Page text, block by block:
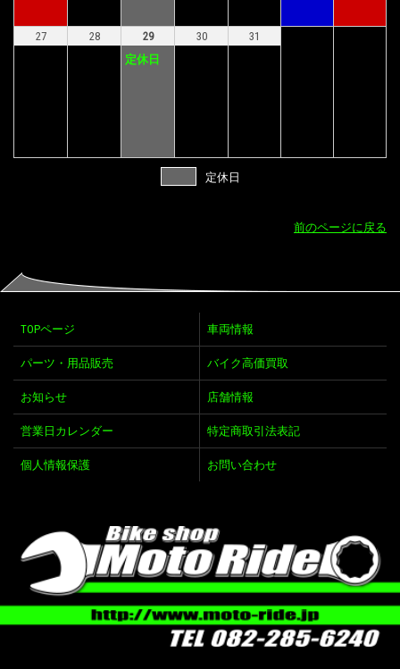
27 28
29
定休日
30 31
定休日
前のページに戻る
TOPページ 車両情報
パーツ・用品販売 バイク高価買取
お知らせ 店舗情報
営業日カレンダー 特定商取引法表記
個人情報保護 お問い合わせ